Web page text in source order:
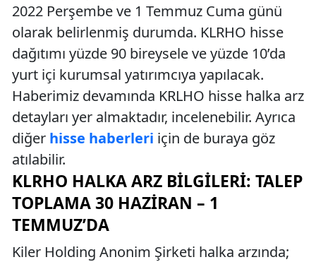
2022 Perşembe ve 1 Temmuz Cuma günü
olarak belirlenmiş durumda. KLRHO hisse
dağıtımı yüzde 90 bireysele ve yüzde 10’da
yurt içi kurumsal yatırımcıya yapılacak.
Haberimiz devamında KRLHO hisse halka arz
detayları yer almaktadır, incelenebilir. Ayrıca
diğer hisse haberleri için de buraya göz
atılabilir.
KLRHO HALKA ARZ BILGILERI: TALEP
TOPLAMA 30 HAZIRAN – 1
TEMMUZ’DA
Kiler Holding Anonim Şirketi halka arzında;